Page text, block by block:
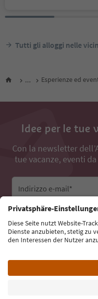
Tutti gli alloggi nelle
... Esperienze ed
Idee per le tue
Con la newsletter
tue vacanze, eventi
Indirizzo e-mail*